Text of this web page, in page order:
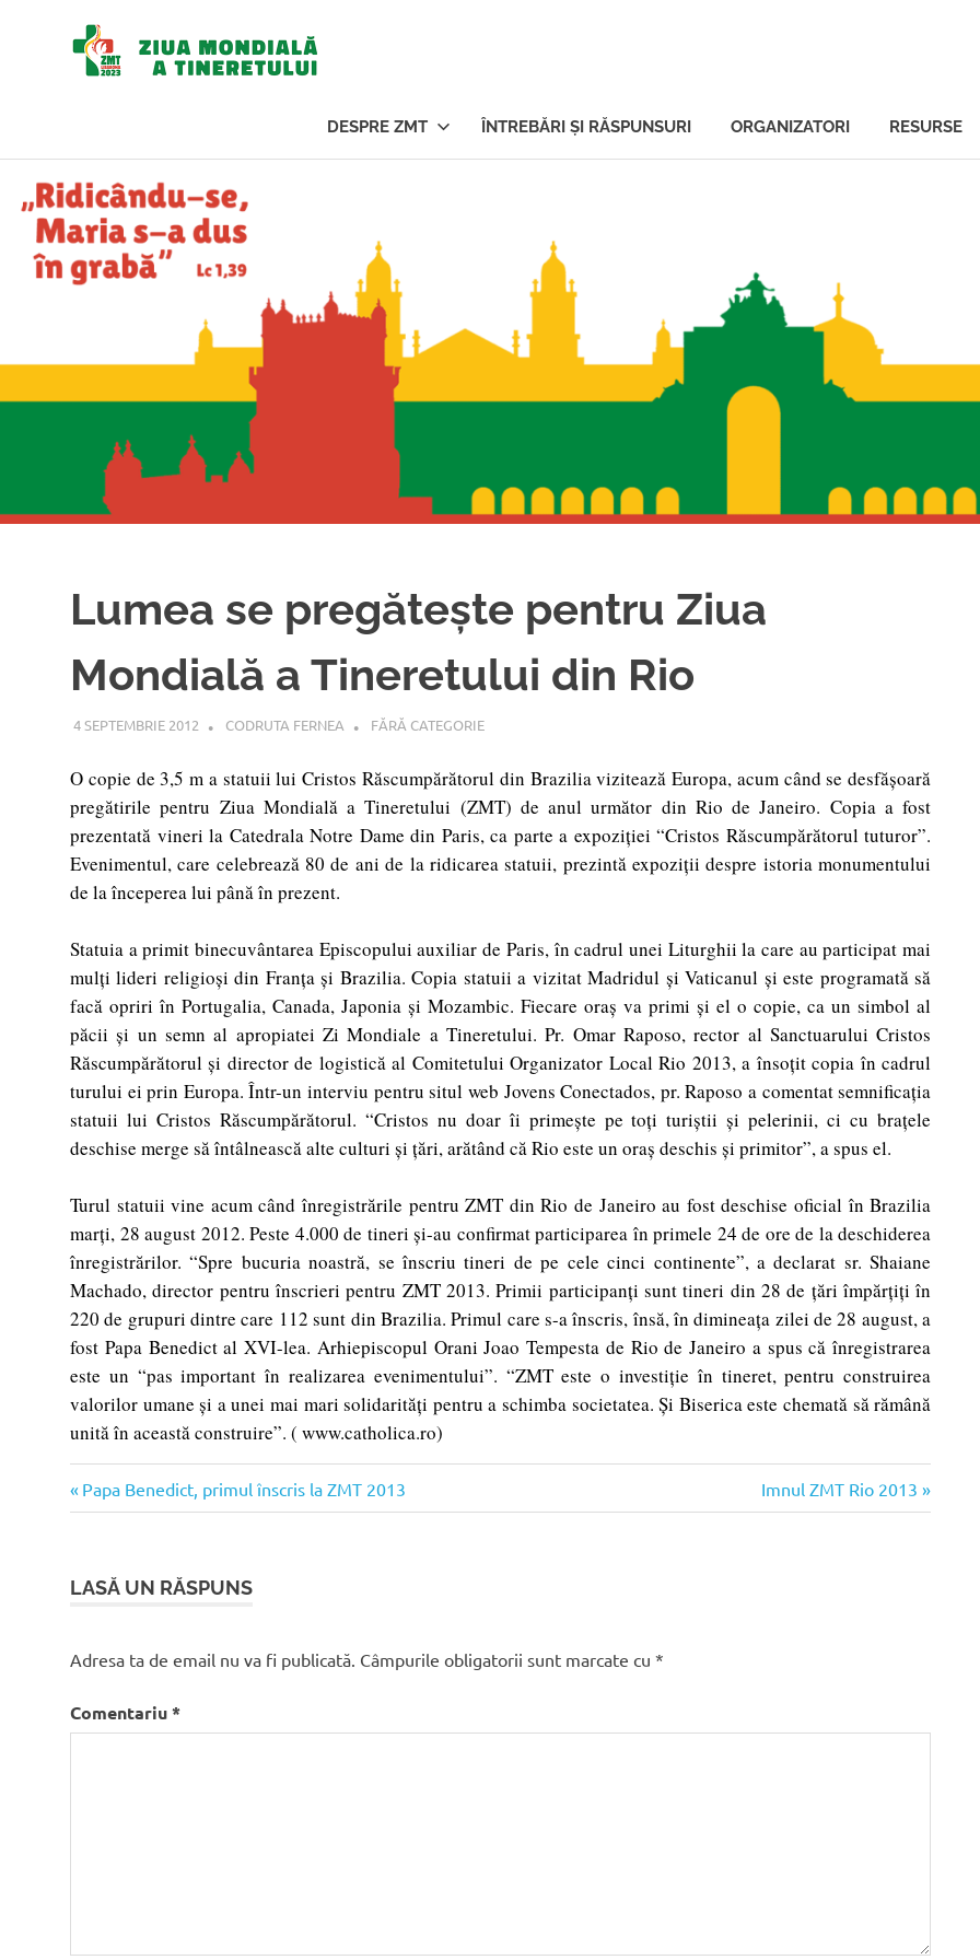
conținut
Mondială
a
Tineretului
DESPRE ZMT ÎNTREBĂRI ŞI RĂSPUNSURI ORGANIZATORI RESURSE
Lumea se pregăteşte pentru Ziua
Mondială a Tineretului din Rio
4 SEPTEMBRIE 2012 CODRUTA FERNEA FĂRĂ CATEGORIE
O copie de 3,5 m a statuii lui Cristos Răscumpărătorul din Brazilia vizitează Europa, acum când se desfăşoară
pregătirile pentru Ziua Mondială a Tineretului (ZMT) de anul următor din Rio de Janeiro. Copia a fost
prezentată vineri la Catedrala Notre Dame din Paris, ca parte a expoziţiei “Cristos Răscumpărătorul tuturor”.
Evenimentul, care celebrează 80 de ani de la ridicarea statuii, prezintă expoziţii despre istoria monumentului
de la începerea lui până în prezent.
Statuia a primit binecuvântarea Episcopului auxiliar de Paris, în cadrul unei Liturghii la care au participat mai
mulţi lideri religioşi din Franţa şi Brazilia. Copia statuii a vizitat Madridul şi Vaticanul şi este programată să
facă opriri în Portugalia, Canada, Japonia şi Mozambic. Fiecare oraş va primi şi el o copie, ca un simbol al
păcii şi un semn al apropiatei Zi Mondiale a Tineretului. Pr. Omar Raposo, rector al Sanctuarului Cristos
Răscumpărătorul şi director de logistică al Comitetului Organizator Local Rio 2013, a însoţit copia în cadrul
turului ei prin Europa. Într-un interviu pentru situl web Jovens Conectados, pr. Raposo a comentat semnificaţia
statuii lui Cristos Răscumpărătorul. “Cristos nu doar îi primeşte pe toţi turiştii şi pelerinii, ci cu braţele
deschise merge să întâlnească alte culturi şi ţări, arătând că Rio este un oraş deschis şi primitor”, a spus el.
Turul statuii vine acum când înregistrările pentru ZMT din Rio de Janeiro au fost deschise oficial în Brazilia
marţi, 28 august 2012. Peste 4.000 de tineri şi-au confirmat participarea în primele 24 de ore de la deschiderea
înregistrărilor. “Spre bucuria noastră, se înscriu tineri de pe cele cinci continente”, a declarat sr. Shaiane
Machado, director pentru înscrieri pentru ZMT 2013. Primii participanţi sunt tineri din 28 de ţări împărţiţi în
220 de grupuri dintre care 112 sunt din Brazilia. Primul care s-a înscris, însă, în dimineaţa zilei de 28 august, a
fost Papa Benedict al XVI-lea. Arhiepiscopul Orani Joao Tempesta de Rio de Janeiro a spus că înregistrarea
este un “pas important în realizarea evenimentului”. “ZMT este o investiţie în tineret, pentru construirea
valorilor umane şi a unei mai mari solidarităţi pentru a schimba societatea. Şi Biserica este chemată să rămână
unită în această construire”. ( www.catholica.ro)
Navigare
articole
Articolul
anterior:
Papa Benedict, primul înscris la ZMT 2013
Articolul
următor:
Imnul ZMT Rio 2013
LASĂ UN RĂSPUNS
Adresa ta de email nu va fi publicată. Câmpurile obligatorii sunt marcate cu *
Comentariu*